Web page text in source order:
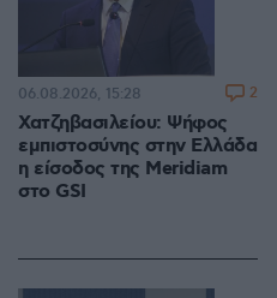
Χατζηβασιλείου: Ψήφος
εμπιστοσύνης στην Ελλάδα
η είσοδος της Meridiam
στο GSI
06.08.2026, 15:28 2